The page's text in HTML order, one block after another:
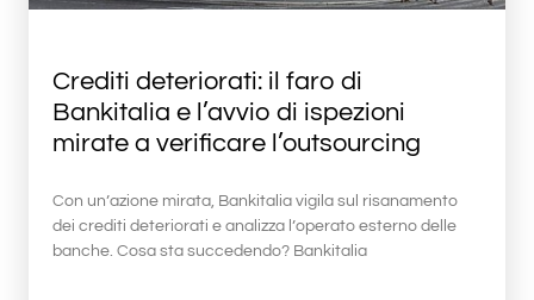
Crediti deteriorati: il faro di
Bankitalia e l’avvio di ispezioni
mirate a verificare l’outsourcing
Con un’azione mirata, Bankitalia vigila sul risanamento
dei crediti deteriorati e analizza l’operato esterno delle
banche. Cosa sta succedendo? Bankitalia